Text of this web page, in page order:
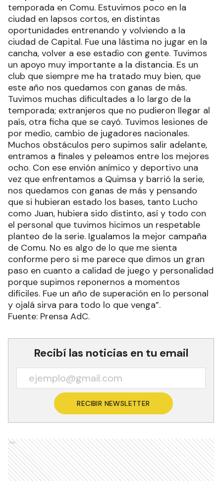
temporada en Comu. Estuvimos poco en la
ciudad en lapsos cortos, en distintas
oportunidades entrenando y volviendo a la
ciudad de Capital. Fue una lástima no jugar en la
cancha, volver a ese estadio con gente. Tuvimos
un apoyo muy importante a la distancia. Es un
club que siempre me ha tratado muy bien, que
este año nos quedamos con ganas de más.
Tuvimos muchas dificultades a lo largo de la
temporada; extranjeros que no pudieron llegar al
país, otra ficha que se cayó. Tuvimos lesiones de
por medio, cambio de jugadores nacionales.
Muchos obstáculos pero supimos salir adelante,
entramos a finales y peleamos entre los mejores
ocho. Con ese envión anímico y deportivo una
vez que enfrentamos a Quimsa y barrió la serie,
nos quedamos con ganas de más y pensando
que si hubieran estado los bases, tanto Lucho
como Juan, hubiera sido distinto, así y todo con
el personal que tuvimos hicimos un respetable
planteo de la serie. Igualamos la mejor campaña
de Comu. No es algo de lo que me sienta
conforme pero si me parece que dimos un gran
paso en cuanto a calidad de juego y personalidad
porque supimos reponernos a momentos
difíciles. Fue un año de superación en lo personal
y ojalá sirva para todo lo que venga”.
Fuente: Prensa AdC.
Recibí las noticias en tu email
RECIBIR NEWSLETTER
Ads